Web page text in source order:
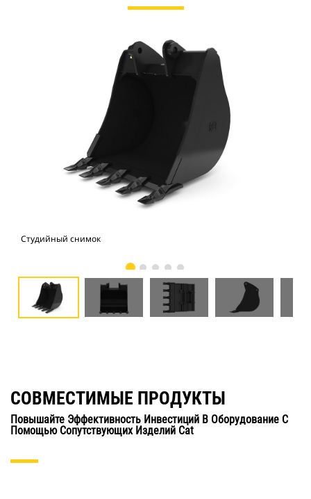
Студийный снимок
СОВМЕСТИМЫЕ ПРОДУКТЫ
Повышайте Эффективность Инвестиций В Оборудование С
Помощью Сопутствующих Изделий Cat